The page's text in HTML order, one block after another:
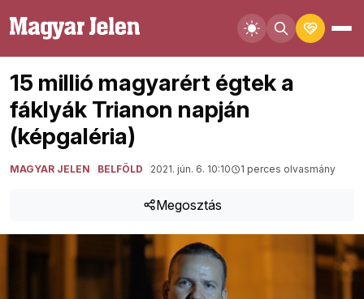
15 millió magyarért égtek a
fáklyák Trianon napján
(képgaléria)
MAGYAR JELEN BELFÖLD 2021. jún. 6. 10:10 1 perces olvasmány
Megosztás